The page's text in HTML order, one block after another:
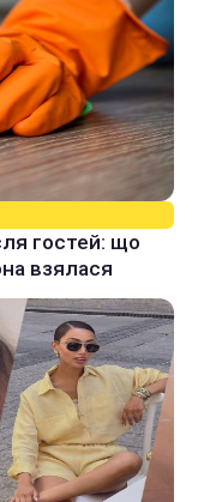
гостей: що
взялася